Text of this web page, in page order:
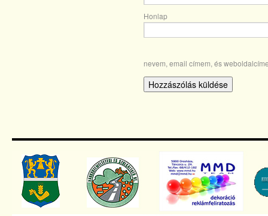
Honlap
nevem, email címem, és